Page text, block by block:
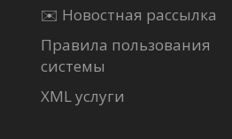
✉️ Новостная рассылка
Правила пользования
системы
XML услуги